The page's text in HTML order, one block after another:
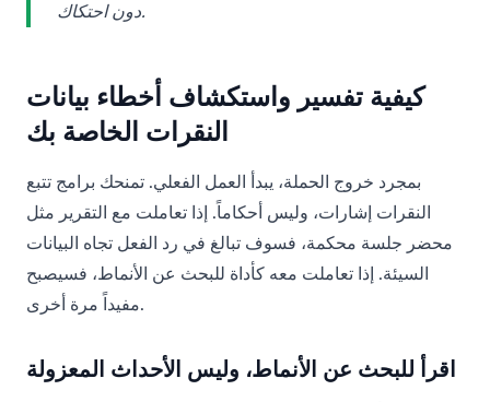
دون احتكاك.
كيفية تفسير واستكشاف أخطاء بيانات
النقرات الخاصة بك
بمجرد خروج الحملة، يبدأ العمل الفعلي. تمنحك برامج تتبع
النقرات إشارات، وليس أحكاماً. إذا تعاملت مع التقرير مثل
محضر جلسة محكمة، فسوف تبالغ في رد الفعل تجاه البيانات
السيئة. إذا تعاملت معه كأداة للبحث عن الأنماط، فسيصبح
مفيداً مرة أخرى.
اقرأ للبحث عن الأنماط، وليس الأحداث المعزولة